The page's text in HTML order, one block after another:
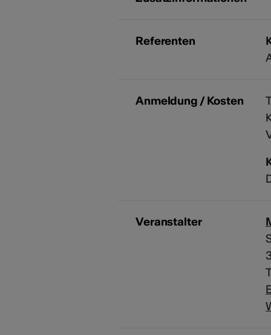
Referenten
Anmeldung / Kosten
Veranstalter